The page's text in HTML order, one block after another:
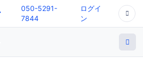
050-5291-
7844
ログイ
ン